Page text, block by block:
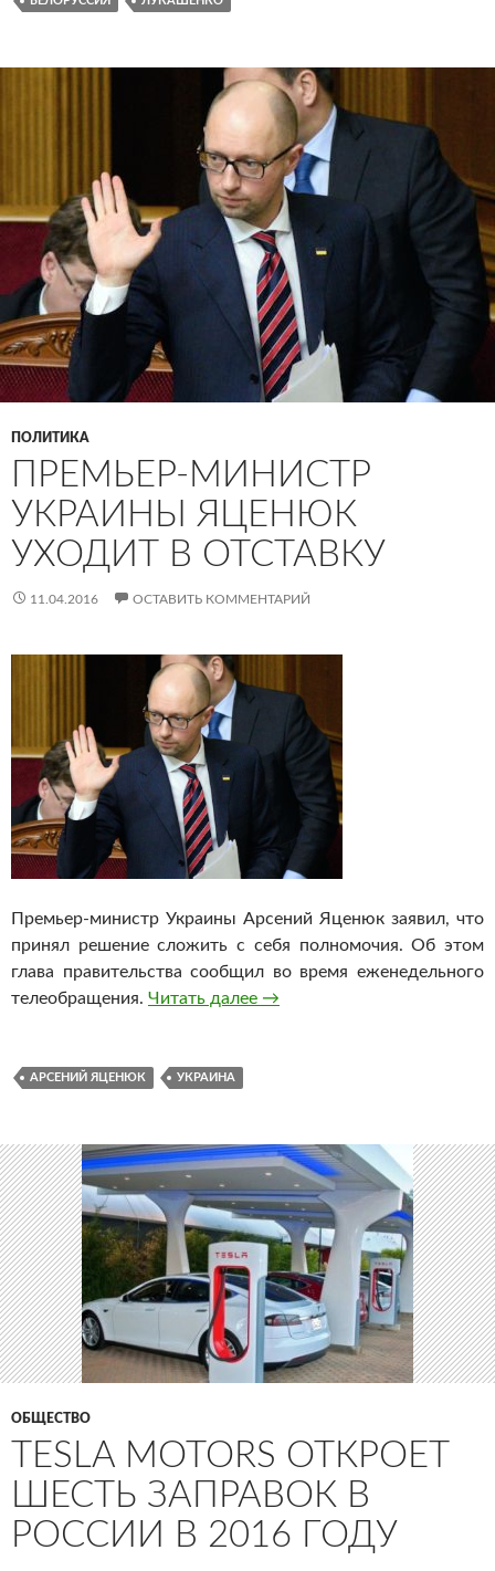
ПОЛИТИКА
ПРЕМЬЕР-МИНИСТР
УКРАИНЫ ЯЦЕНЮК
УХОДИТ В ОТСТАВКУ
11.04.2016 ОСТАВИТЬ КОММЕНТАРИЙ
Премьер-министр Украины Арсений Яценюк заявил, что
принял решение сложить с себя полномочия. Об этом
глава правительства сообщил во время еженедельного
телеобращения. Читать далее Премьер-министр Украины
→
АРСЕНИЙ ЯЦЕНЮК УКРАИНА
ОБЩЕСТВО
TESLA MOTORS ОТКРОЕТ
ШЕСТЬ ЗАПРАВОК В
РОССИИ В 2016 ГОДУ